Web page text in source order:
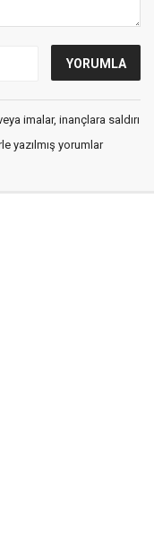
imalar, inançlara saldırı
yazılmış yorumlar